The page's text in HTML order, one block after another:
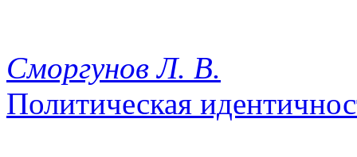
Сморгунов Л. В.
Политическая